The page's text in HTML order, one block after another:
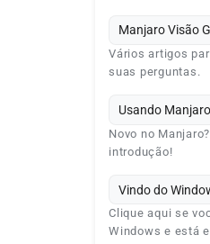
Manjaro Visão
Vários artigos
suas perguntas.
Usando Manjaro
Novo no
introdução!
Vindo do
Clique aqui se
Windows e está